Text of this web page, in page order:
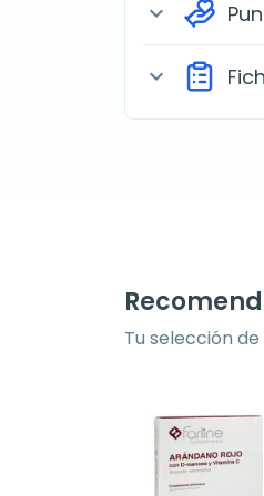
expand_more
expand_more
Tu selección